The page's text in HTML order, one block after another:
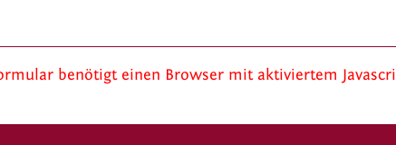
benötigt einen Browser mit aktiviertem